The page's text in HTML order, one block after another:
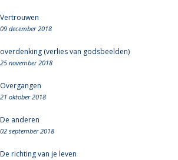
Vertrouwen
09 december 2018
overdenking (verlies van godsbeelden)
25 november 2018
Overgangen
21 oktober 2018
De anderen
02 september 2018
De richting van je leven